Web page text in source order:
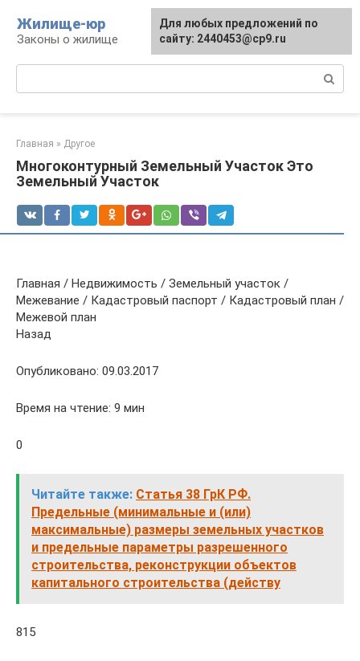
контенту
Жилище-юр
Законы о жилище
Главная » Другое
Многоконтурный Земельный Участок Это
Земельный Участок
Главная / Недвижимость / Земельный участок /
Межевание / Кадастровый паспорт / Кадастровый план /
Межевой план
Назад
Опубликовано: 09.03.2017
Время на чтение: 9 мин
0
Читайте также: Статья 38 ГрК РФ.
Предельные (минимальные и (или)
максимальные) размеры земельных участков
и предельные параметры разрешенного
строительства, реконструкции объектов
капитального строительства (действу
815
Для любых предложений по
сайту: 2440453@cp9.ru